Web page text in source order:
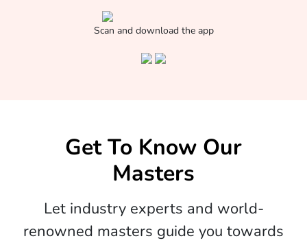
Scan and download the app
Get To Know Our
Masters
Let industry experts and world-
renowned masters guide you towards